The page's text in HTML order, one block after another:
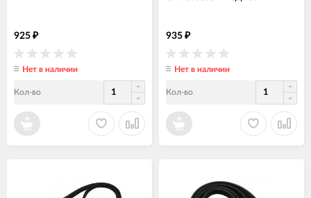
925 ₽
Нет в наличии
Кол-во
935 ₽
Нет в наличии
Кол-во